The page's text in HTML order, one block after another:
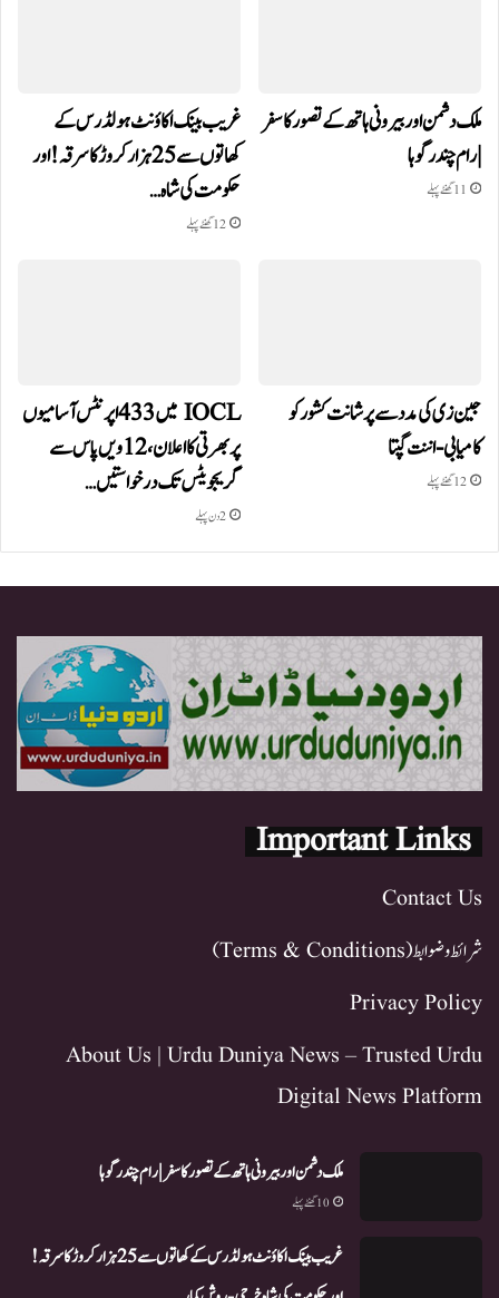
ملک دشمن اور بیرونی ہاتھ کے تصور کا سفر
| رام چندر گوہا
11 گھنٹے پہلے
غریب بینک اکاؤنٹ ہولڈرس کے
کھاتوں سے 25 ہزار کروڑ کا سرقہ!اور
حکومت کی شاہ…
12 گھنٹے پہلے
جین زی کی مدد سے پرشانت کشور کو
کامیابی-اننت گپتا
12 گھنٹے پہلے
IOCL میں 433 اپرنٹس آسامیوں
پر بھرتی کا اعلان، 12ویں پاس سے
گریجویٹس تک درخواستیں…
2 دن پہلے
Important Links
Contact Us
شرائط و ضوابط (Terms & Conditions)
Privacy Policy
About Us | Urdu Duniya News – Trusted Urdu
Digital News Platform
ملک دشمن اور بیرونی ہاتھ کے تصور کا سفر | رام چندر گوہا
10 گھنٹے پہلے
غریب بینک اکاؤنٹ ہولڈرس کے کھاتوں سے 25 ہزار کروڑ کا سرقہ!